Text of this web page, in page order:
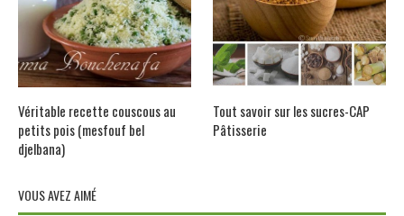
Véritable recette couscous au
petits pois (mesfouf bel
djelbana)
Tout savoir sur les sucres-CAP
Pâtisserie
VOUS AVEZ AIMÉ